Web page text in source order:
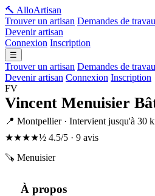
🔨 AlloArtisan
Trouver un artisan Demandes de
Devenir artisan
Connexion Inscription
☰
Trouver un artisan Demandes de
Devenir artisan Connexion Inscription
FV
Vincent Menuisier
📍 Montpellier · Intervient jusqu'à 30
★★★★½ 4.5/5 · 9 avis
🪚 Menuisier
À propos